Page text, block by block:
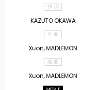
作 詞
KAZUTO OKAWA
作 曲
Xuon, MADLEMON
編 曲
Xuon, MADLEMON
MOVIE